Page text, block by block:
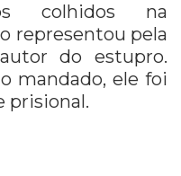
colhidos na
representou pela
do estupro.
mandado, ele foi
prisional.